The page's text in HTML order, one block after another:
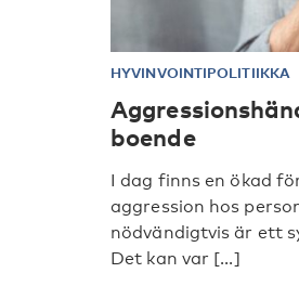
HYVINVOINTIPOLITIIKKA
boende
I dag finns en ökad
aggression hos
nödvändigtvis är ett
Det kan var [...]